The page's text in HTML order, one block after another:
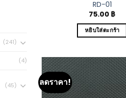
(241)
(4)
(45)
RD-01
75.00 ฿
หยิบใส่ตะกร้า
ลดราคา!